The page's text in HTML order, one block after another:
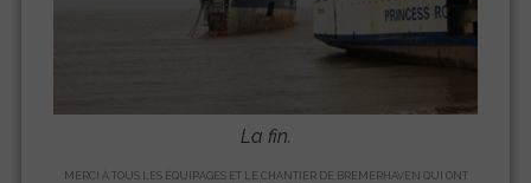
La fin.
MERCI À TOUS LES ÉQUIPAGES ET LE CHANTIER DE BREMERHAVEN QUI ONT